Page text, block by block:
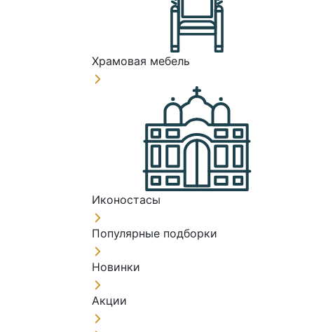
Храмовая мебель
Иконостасы
Популярные подборки
Новинки
Акции